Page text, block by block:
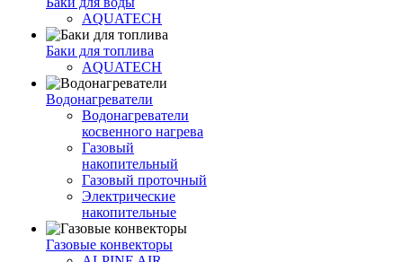
AQUATECH
Баки для топлива
AQUATECH
Водонагреватели
Водонагреватели
косвенного нагрева
Газовый
накопительный
Газовый проточный
Электрические
накопительные
Газовые конвекторы